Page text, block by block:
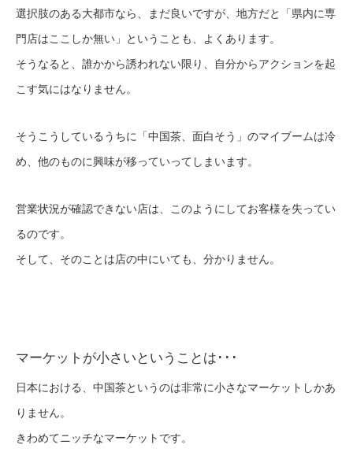
選択肢のある大都市なら、まだ良いですが、地方だと「県内に専
門店はここしか無い」ということも、よくあります。
そうなると、誰かから誘われない限り、自分からアクションを起
こす気にはなりません。
そうこうしているうちに「中国茶、面白そう」のマイブームは冷
め、他のものに興味が移っていってしまいます。
営業状況が確認できない店は、このようにしてお客様を失ってい
るのです。
そして、そのことは店の中にいても、分かりません。
マーケットが小さいということは･･･
日本における、中国茶というのは非常に小さなマーケットしかあ
りません。
きわめてニッチなマーケットです。